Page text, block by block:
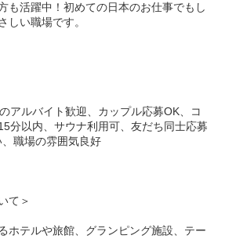
も活躍中！初めての日本のお仕事でもし
しい職場です。
アルバイト歓迎、カップル応募OK、コ
分以内、サウナ利用可、友だち同士応募
職場の雰囲気良好
て＞
ホテルや旅館、グランピング施設、テー